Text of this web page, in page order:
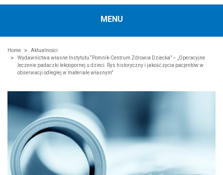
MENU
Home
Aktualności
Wydawnictwa własne Instytutu “Pomnik-Centrum Zdrowia Dziecka” – „Operacyjne
leczenie padaczki lekoopornej u dzieci. Rys historyczny i jakość życia pacjentów w
obserwacji odległej w materiale własnym”